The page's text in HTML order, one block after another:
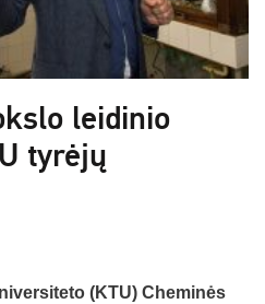
leidinio
tyrėjų
(KTU) Cheminės